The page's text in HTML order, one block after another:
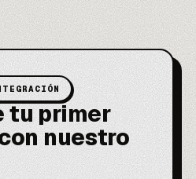
tu primer
nuestro